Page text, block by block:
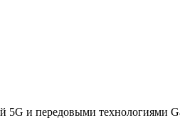
5G и передовыми технологиями